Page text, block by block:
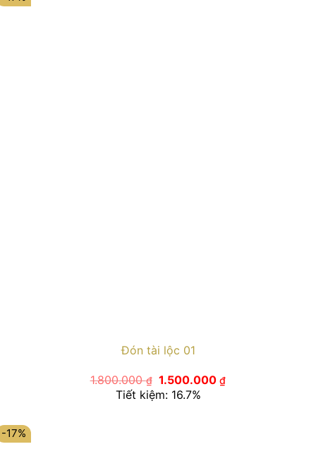
Đón tài lộc 01
1.800.000₫ Giá
gốc
là:
1.500.000₫Giá
Tiết kiệm: 16.7%
-17%